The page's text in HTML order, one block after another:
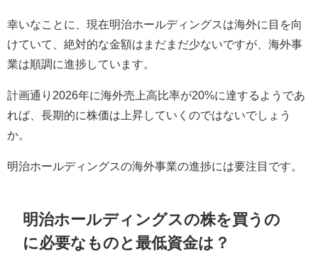
幸いなことに、現在明治ホールディングスは海外に目を向
けていて、絶対的な金額はまだまだ少ないですが、海外事
業は順調に進捗しています。
計画通り 2026年に海外売上高比率が20%に達するようであ
れば、長期的に株価は上昇していくのではないでしょう
か。
明治ホールディングスの海外事業の進捗には要注目です。
明治ホールディングスの株を買うの
に必要なものと最低資金は？